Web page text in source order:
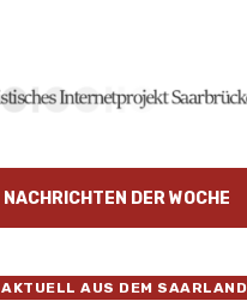
NACHRICHTEN DER WOCHE
AKTUELL AUS DEM SAARLAND